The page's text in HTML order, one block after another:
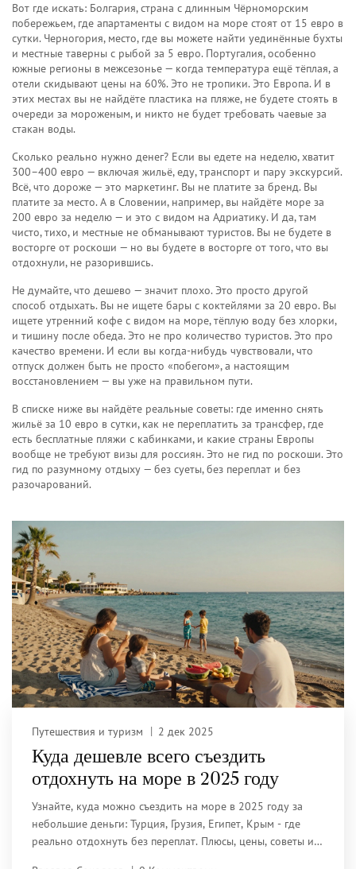
Вот где искать: Болгария,страна с длинным Чёрноморским
побережьем, где апартаменты с видом на море стоят от 15 евро в
сутки. Черногория, место, где вы можете найти уединённые бухты
и местные таверны с рыбой за 5 евро. Португалия,особенно
южные регионы в межсезонье — когда температура ещё тёплая, а
отели скидывают цены на 60%. Это не тропики. Это Европа. И в
этих местах вы не найдёте пластика на пляже, не будете стоять в
очереди за мороженым, и никто не будет требовать чаевые за
стакан воды.
Сколько реально нужно денег? Если вы едете на неделю, хватит
300–400 евро — включая жильё, еду, транспорт и пару экскурсий.
Всё, что дороже — это маркетинг. Вы не платите за бренд. Вы
платите за место. А в Словении, например, вы найдёте море за
200 евро за неделю — и это с видом на Адриатику. И да, там
чисто, тихо, и местные не обманывают туристов. Вы не будете в
восторге от роскоши — но вы будете в восторге от того, что вы
отдохнули, не разорившись.
Не думайте, что дешево — значит плохо. Это просто другой
способ отдыхать. Вы не ищете бары с коктейлями за 20 евро. Вы
ищете утренний кофе с видом на море, тёплую воду без хлорки,
и тишину после обеда. Это не про количество туристов. Это про
качество времени. И если вы когда-нибудь чувствовали, что
отпуск должен быть не просто «побегом», а настоящим
восстановлением — вы уже на правильном пути.
В списке ниже вы найдёте реальные советы: где именно снять
жильё за 10 евро в сутки, как не переплатить за трансфер, где
есть бесплатные пляжи с кабинками, и какие страны Европы
вообще не требуют визы для россиян. Это не гид по роскоши. Это
гид по разумному отдыху — без суеты, без переплат и без
разочарований.
Путешествия и туризм 2 дек 2025
Куда дешевле всего съездить
отдохнуть на море в 2025 году
Узнайте, куда можно съездить на море в 2025 году за
небольшие деньги: Турция, Грузия, Египет, Крым - где
реально отдохнуть без переплат. Плюсы, цены, советы и